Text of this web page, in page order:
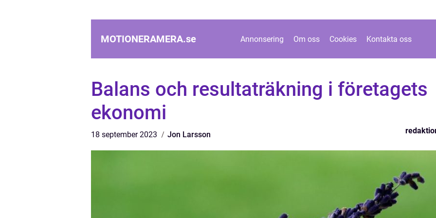
MOTIONERAMERA.se Annonsering Om oss Cookies Kontakta oss
Balans och resultaträkning i företagets
ekonomi
18 september 2023 Jon Larsson